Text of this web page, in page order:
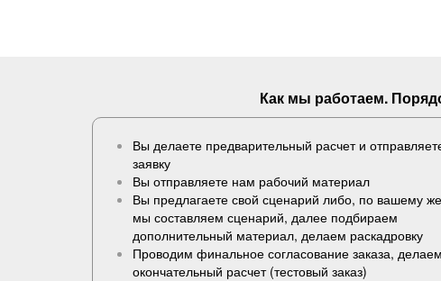
Как мы работаем.
Вы делаете предварительный расчет и
заявку
Вы отправляете нам рабочий материал
Вы предлагаете свой сценарий либо, по вашему
мы составляем сценарий, далее подбираем
дополнительный материал, делаем раскадровку
Проводим финальное согласование заказа,
окончательный расчет (тестовый заказ)